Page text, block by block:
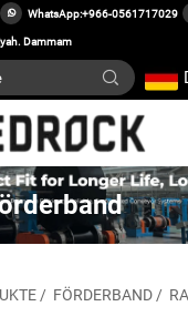
WhatsApp:+966-0561717029
Dammam
/ FÖRDERBAND /